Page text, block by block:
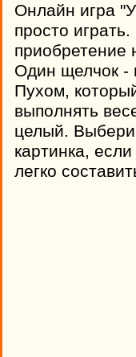
Онлайн игра
просто
Один щелчок -
Пухом,
выполнять
целый. Выбери
картинка,
легко